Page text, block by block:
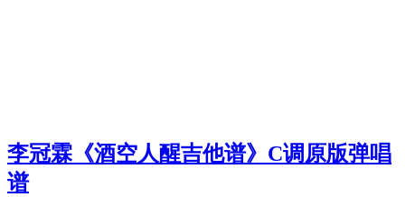
李冠霖《酒空人醒吉他谱》C调原版弹唱
谱